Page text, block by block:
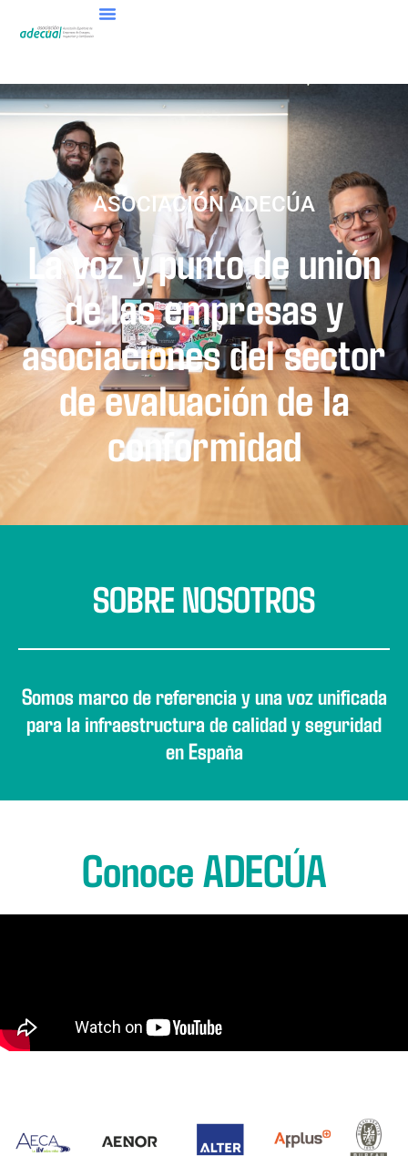
ASOCIACIÓN ADECÚA
La voz y punto de unión
de las empresas y
asociaciones del sector
de evaluación de la
conformidad
SOBRE NOSOTROS
Somos marco de referencia y una voz unificada
para la infraestructura de calidad y seguridad
en España
Conoce ADECÚA